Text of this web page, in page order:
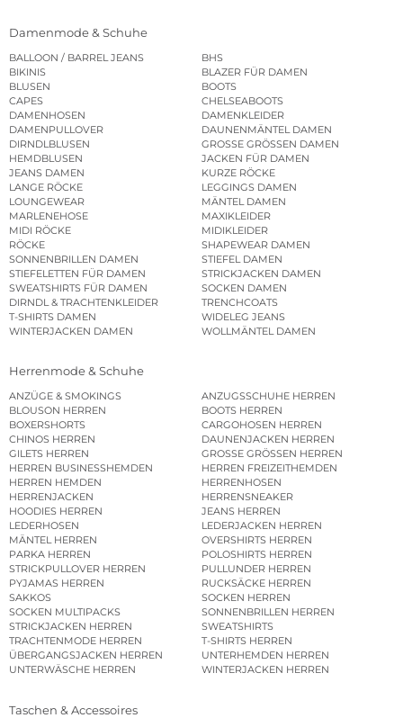
Damenmode & Schuhe
BALLOON / BARREL JEANS
BHS
BIKINIS
BLAZER FÜR DAMEN
BLUSEN
BOOTS
CAPES
CHELSEABOOTS
DAMENHOSEN
DAMENKLEIDER
DAMENPULLOVER
DAUNENMÄNTEL DAMEN
DIRNDLBLUSEN
GROSSE GRÖSSEN DAMEN
HEMDBLUSEN
JACKEN FÜR DAMEN
JEANS DAMEN
KURZE RÖCKE
LANGE RÖCKE
LEGGINGS DAMEN
LOUNGEWEAR
MÄNTEL DAMEN
MARLENEHOSE
MAXIKLEIDER
MIDI RÖCKE
MIDIKLEIDER
RÖCKE
SHAPEWEAR DAMEN
SONNENBRILLEN DAMEN
STIEFEL DAMEN
STIEFELETTEN FÜR DAMEN
STRICKJACKEN DAMEN
SWEATSHIRTS FÜR DAMEN
SOCKEN DAMEN
DIRNDL & TRACHTENKLEIDER
TRENCHCOATS
T-SHIRTS DAMEN
WIDELEG JEANS
WINTERJACKEN DAMEN
WOLLMÄNTEL DAMEN
Herrenmode & Schuhe
ANZÜGE & SMOKINGS
ANZUGSSCHUHE HERREN
BLOUSON HERREN
BOOTS HERREN
BOXERSHORTS
CARGOHOSEN HERREN
CHINOS HERREN
DAUNENJACKEN HERREN
GILETS HERREN
GROSSE GRÖSSEN HERREN
HERREN BUSINESSHEMDEN
HERREN FREIZEITHEMDEN
HERREN HEMDEN
HERRENHOSEN
HERRENJACKEN
HERRENSNEAKER
HOODIES HERREN
JEANS HERREN
LEDERHOSEN
LEDERJACKEN HERREN
MÄNTEL HERREN
OVERSHIRTS HERREN
PARKA HERREN
POLOSHIRTS HERREN
STRICKPULLOVER HERREN
PULLUNDER HERREN
PYJAMAS HERREN
RUCKSÄCKE HERREN
SAKKOS
SOCKEN HERREN
SOCKEN MULTIPACKS
SONNENBRILLEN HERREN
STRICKJACKEN HERREN
SWEATSHIRTS
TRACHTENMODE HERREN
T-SHIRTS HERREN
ÜBERGANGSJACKEN HERREN
UNTERHEMDEN HERREN
UNTERWÄSCHE HERREN
WINTERJACKEN HERREN
Taschen & Accessoires